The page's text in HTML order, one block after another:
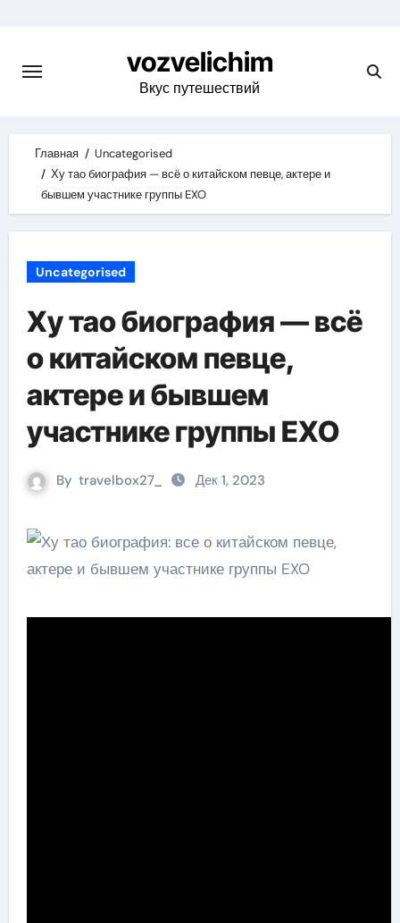
content
vozvelichim
Вкус путешествий
Главная
Uncategorised
Ху тао биография — всё о китайском певце, актере и
бывшем участнике группы EXO
Uncategorised
Ху тао биография — всё
о китайском певце,
актере и бывшем
участнике группы EXO
By travelbox27_ Дек 1, 2023